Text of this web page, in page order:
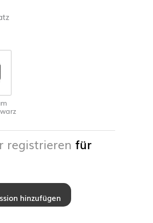
registrieren für
hinzufügen